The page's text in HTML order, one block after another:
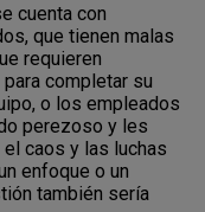
cuenta con
que tienen malas
requieren
completar su
o los empleados
perezoso y les
caos y las luchas
enfoque o un
también sería